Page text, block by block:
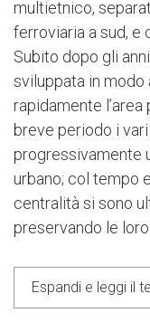
multietnico,
ferroviaria a sud, e
Subito dopo gli
sviluppata in modo
rapidamente l’area
breve periodo i
progressivamente
urbano; col tempo
centralità si sono
preservando le
Espandi e leggi il